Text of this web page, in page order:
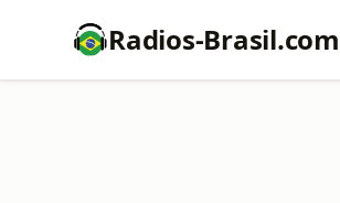
Radios-Brasil.com